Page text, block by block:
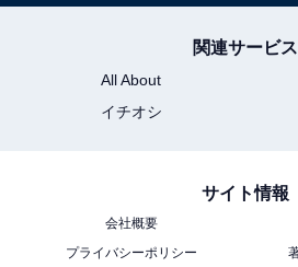
関連サービス
All About
イチオシ
サイト情報
会社概要
プライバシーポリシー